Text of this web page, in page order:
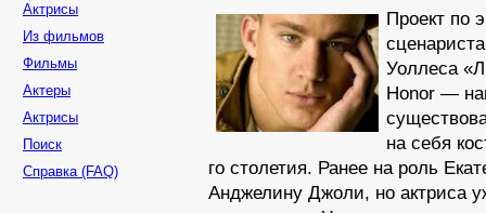
Актрисы
Из фильмов
Фильмы
Актеры
Актрисы
Поиск
Справка (FAQ)
Проект по
Уоллеса
Honor —
на себя
го столетия. Ранее на роль
Анджелину Джоли, но актриса